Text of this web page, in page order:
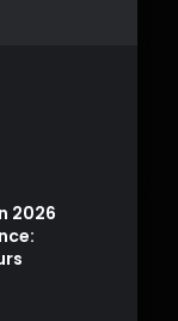
2026